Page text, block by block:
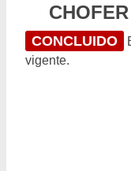
CHOFER
CONCLUIDO
vigente.